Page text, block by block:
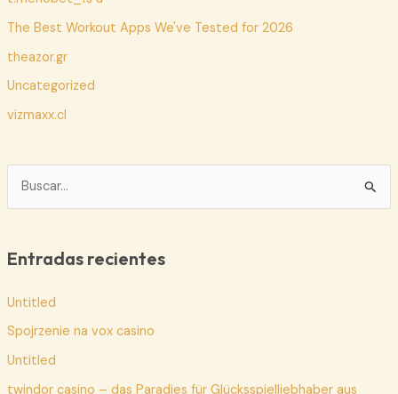
The Best Workout Apps We've Tested for 2026
theazor.gr
Uncategorized
vizmaxx.cl
c
r
p
o
r
Entradas recientes
Untitled
Spojrzenie na vox casino
Untitled
twindor casino – das Paradies für Glücksspielliebhaber aus